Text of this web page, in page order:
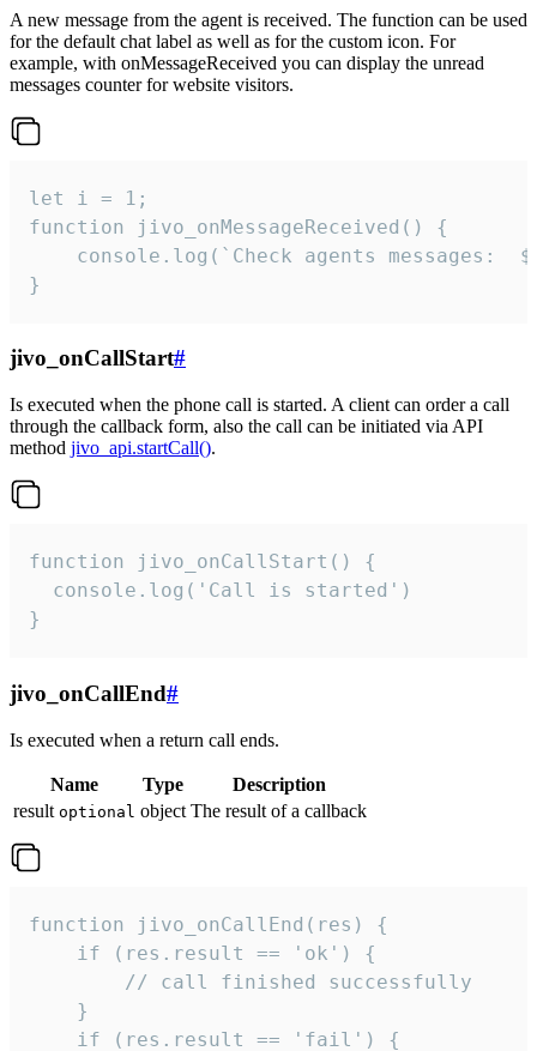
A new message from the agent is received. The function can be used
for the default chat label as well as for the custom icon. For
example, with onMessageReceived you can display the unread
messages counter for website visitors.
let i = 1;
function jivo_onMessageReceived() {
}
jivo_onCallStart#
Is executed when the phone call is started. A client can order a call
through the callback form, also the call can be initiated via API
method jivo_api.startCall().
function jivo_onCallStart() {
  console.log('Call is started')
}
jivo_onCallEnd#
Is executed when a return call ends.
Name Type
Description
result optional object The result of a callback
function jivo_onCallEnd(res) {
    if (res.result == 'ok') {
        // call finished successfully
    }
    if (res.result == 'fail') {